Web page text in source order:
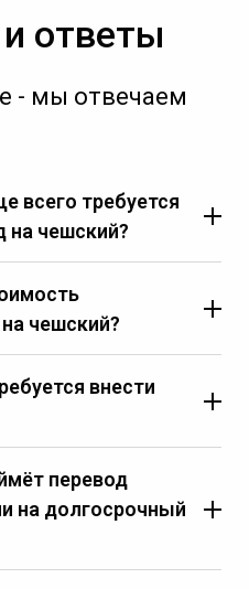
ответы
- мы отвечаем
всего требуется
на чешский?
чешский?
внести
перевод
на долгосрочный